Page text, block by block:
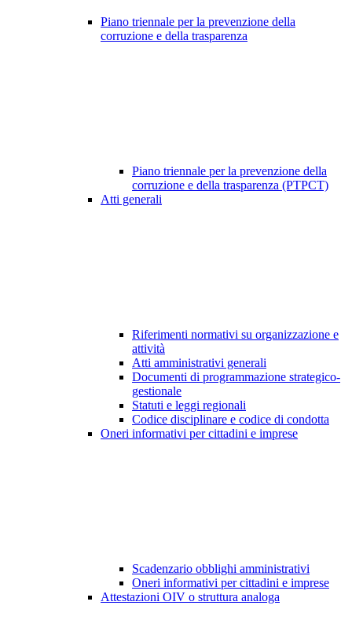
Piano triennale per la prevenzione della
corruzione e della trasparenza
Piano triennale per la prevenzione della
corruzione e della trasparenza (PTPCT)
Atti generali
Riferimenti normativi su organizzazione e
attività
Atti amministrativi generali
Documenti di programmazione strategico-
gestionale
Statuti e leggi regionali
Codice disciplinare e codice di condotta
Oneri informativi per cittadini e imprese
Scadenzario obblighi amministrativi
Oneri informativi per cittadini e imprese
Attestazioni OIV o struttura analoga